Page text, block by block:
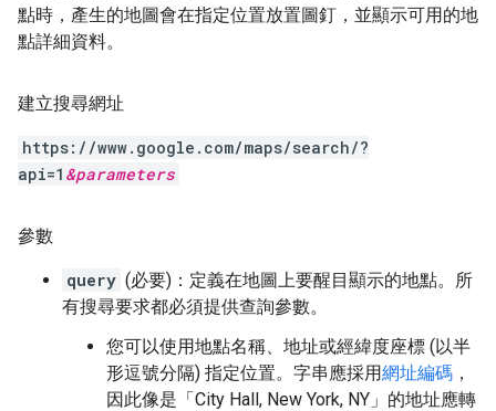
點時，產生的地圖會在指定位置放置圖釘，並顯示可用的地
點詳細資料。
建立搜尋網址
https://www.google.com/maps/search/?
api=1 &parameters
參數
query (必要)：定義在地圖上要醒目顯示的地點。所
有搜尋要求都必須提供查詢參數。
您可以使用地點名稱、地址或經緯度座標 (以半
形逗號分隔) 指定位置。字串應採用網址編碼 ，
因此像是「City Hall, New York, NY」的地址應轉